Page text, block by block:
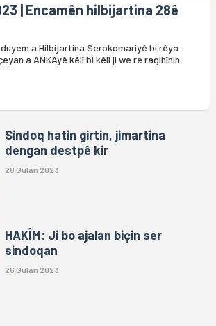
| Encamên hilbijartina 28ê
a Hilbijartina Serokomariyê bi rêya
a ANKAyê kêlî bi kêlî ji we re ragihînin.
Sindoq hatin girtin, jimartina
dengan destpê kir
28 Gulan 2023
HAKÎM: Ji bo ajalan biçin ser
sindoqan
26 Gulan 2023